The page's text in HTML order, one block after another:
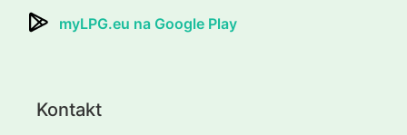
myLPG.eu na Google Play
Kontakt